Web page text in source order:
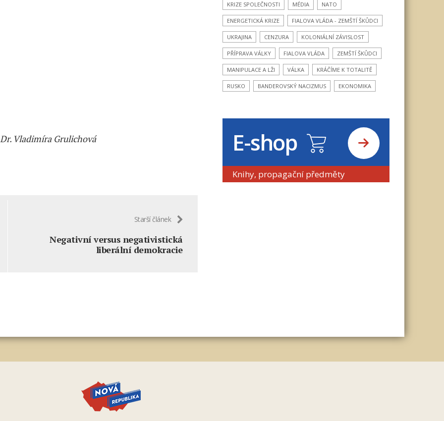
Vladimíra Grulichová
Starší článek
Negativní versus negativistická
liberální demokracie
KRIZE SPOLEČNOSTI MÉDIA NATO
ENERGETICKÁ KRIZE FIALOVA VLÁDA - ZEMŠTÍ ŠKŮDCI
UKRAJINA CENZURA KOLONIÁLNÍ ZÁVISLOST
PŘÍPRAVA VÁLKY FIALOVA VLÁDA ZEMŠTÍ ŠKŮDCI
MANIPULACE A LŽI VÁLKA KRÁČÍME K TOTALITĚ
RUSKO BANDEROVSKÝ NACIZMUS EKONOMIKA
E-shop
Knihy, propagační předměty